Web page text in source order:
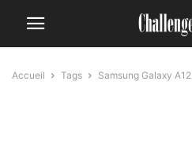
Accueil Tags Samsung Galaxy A12